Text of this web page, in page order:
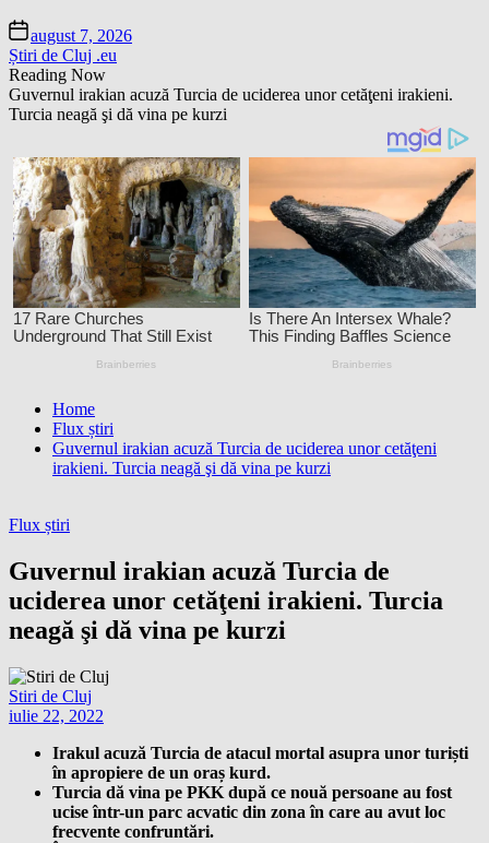
august 7, 2026
Știri de Cluj .eu
Reading Now
Guvernul irakian acuză Turcia de uciderea unor cetăţeni irakieni.
Turcia neagă şi dă vina pe kurzi
Home
Flux știri
Guvernul irakian acuză Turcia de uciderea unor cetăţeni
irakieni. Turcia neagă şi dă vina pe kurzi
Flux știri
Guvernul irakian acuză Turcia de
uciderea unor cetăţeni irakieni. Turcia
neagă şi dă vina pe kurzi
Stiri de Cluj
iulie 22, 2022
Irakul acuză Turcia de atacul mortal asupra unor turiști
în apropiere de un oraș kurd.
Turcia dă vina pe PKK după ce nouă persoane au fost
ucise într-un parc acvatic din zona în care au avut loc
frecvente confruntări.